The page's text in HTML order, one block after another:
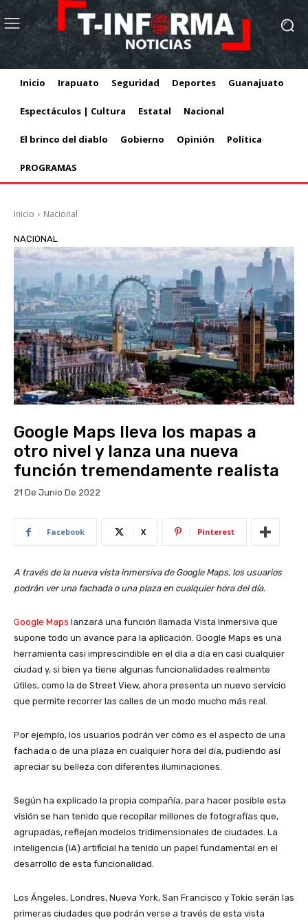
Inicio Irapuato Seguridad Deportes Guanajuato
Espectáculos | Cultura Estatal Nacional
El brinco del diablo Gobierno Opinión Política
PROGRAMAS
Inicio Nacional
NACIONAL
Google Maps lleva los mapas a
otro nivel y lanza una nueva
función tremendamente realista
21 De Junio De 2022
Facebook X Pinterest
A través de la nueva vista inmersiva de Google Maps, los usuarios
podrán ver una fachada o una plaza en cualquier hora del día.
Google Maps lanzará una función llamada Vista Inmersiva que
supone todo un avance para la aplicación. Google Maps es una
herramienta casi imprescindible en el día a día en casi cualquier
ciudad y, si bien ya tiene algunas funcionalidades realmente
útiles, como la de Street View, ahora presenta un nuevo servicio
que permite recorrer las calles de un modo mucho más real.
Por ejemplo, los usuarios podrán ver cómo es el aspecto de una
fachada o de una plaza en cualquier hora del día, pudiendo así
apreciar su belleza con diferentes iluminaciones.
Según ha explicado la propia compañía, para hacer posible esta
visión se han tenido que recopilar millones de fotografías que,
agrupadas, reflejan modelos tridimensionales de ciudades. La
inteligencia (IA) artificial ha tenido un papel fundamental en el
desarrollo de esta funcionalidad.
Los Ángeles, Londres, Nueva York, San Francisco y Tokio serán las
primeras ciudades que podrán verse a través de esta vista